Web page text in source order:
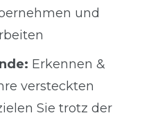
und
Erkennen &
versteckten
Sie trotz der